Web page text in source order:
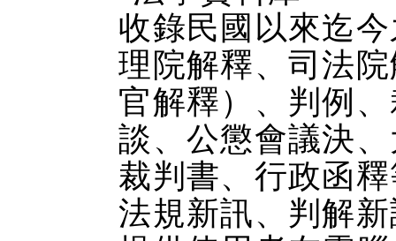
收錄民國以來迄
理院解釋、司法
官解釋）、判例
談、公懲會議決
裁判書、行政函
法規新訊、判解